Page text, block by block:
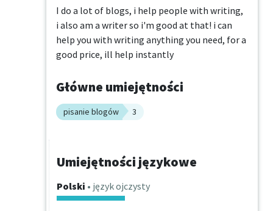
I do a lot of blogs, i help people with writing,
i also am a writer so i'm good at that! i can
help you with writing anything you need, for a
good price, ill help instantly
Główne umiejętności
pisanie blogów 3
Umiejętności językowe
Polski • język ojczysty